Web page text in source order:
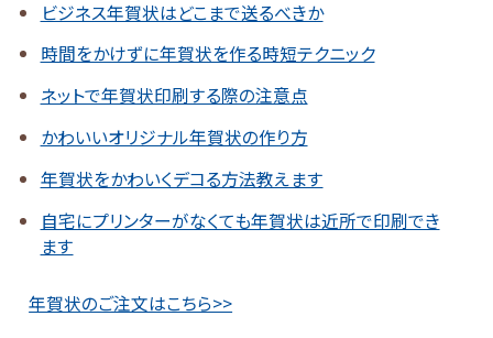
ビジネス年賀状はどこまで送るべきか
時間をかけずに年賀状を作る時短テクニック
ネットで年賀状印刷する際の注意点
かわいいオリジナル年賀状の作り方
年賀状をかわいくデコる方法教えます
自宅にプリンターがなくても年賀状は近所で印刷でき
ます
年賀状のご注文はこちら>>